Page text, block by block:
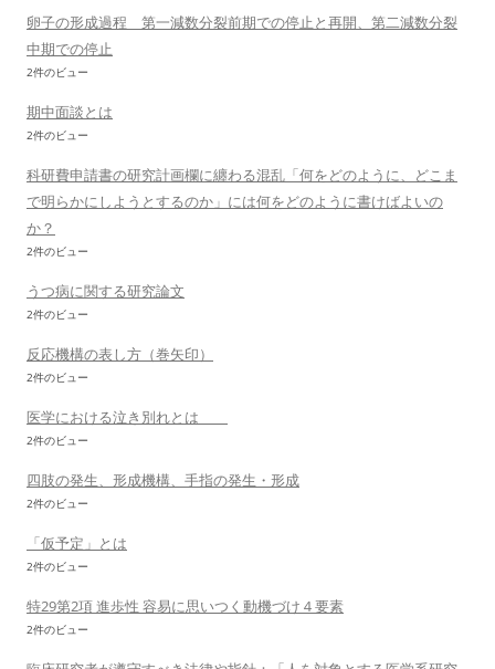
卵子の形成過程 第一減数分裂前期での停止と再開、第二減数分裂
中期での停止
2件のビュー
期中面談とは
2件のビュー
科研費申請書の研究計画欄に纏わる混乱「何をどのように、どこま
で明らかにしようとするのか」には何をどのように書けばよいの
か？
2件のビュー
うつ病に関する研究論文
2件のビュー
反応機構の表し方（巻矢印）
2件のビュー
医学における泣き別れとは
2件のビュー
四肢の発生、形成機構、手指の発生・形成
2件のビュー
「仮予定」とは
2件のビュー
特29第2項 進歩性 容易に思いつく動機づけ４要素
2件のビュー